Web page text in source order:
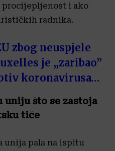
procijepljenost i ako
radnika.
zbog neuspjele
je „zaribao”
koronavirusa…
uniju što se zastoja
tiče
unija pala na ispitu